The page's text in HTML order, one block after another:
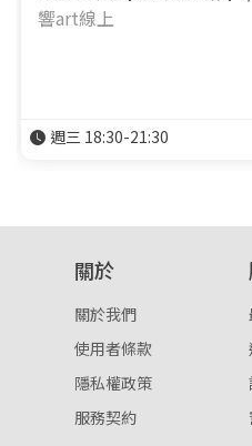
響art線上
週三 18:30-21:30
關於
關於我們
使用者條款
隱私權政策
服務契約